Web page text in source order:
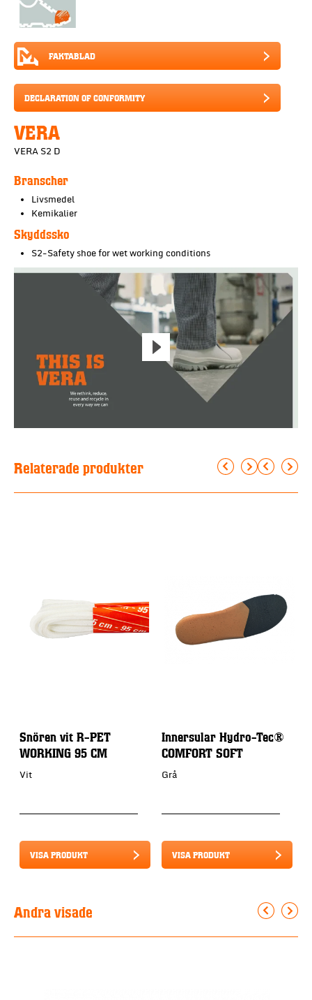
FAKTABLAD
DECLARATION OF CONFORMITY
VERA
VERA S2 D
Branscher
Livsmedel
Kemikalier
Skyddssko
S2-Safety shoe for wet working conditions
Relaterade produkter
Snören vit R-PET
WORKING 95 CM
Vit
VISA PRODUKT
Innersular Hydro-Tec®
COMFORT SOFT
Grå
VISA PRODUKT
Andra visade